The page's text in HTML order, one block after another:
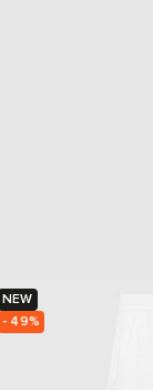
NEW
- 49%